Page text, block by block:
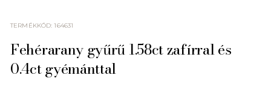
TERMÉKKÓD:164631
Fehérarany gyűrű 1.58ct zafírral és
0.4ct gyémánttal